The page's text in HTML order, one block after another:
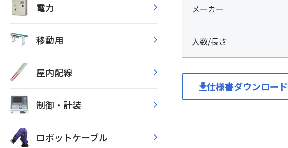
電力
移動用
屋内配線
制御・計装
ロボットケーブル
メーカー
入数/長さ
仕様書ダウンロード